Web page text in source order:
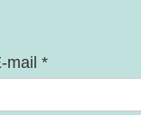
mail *